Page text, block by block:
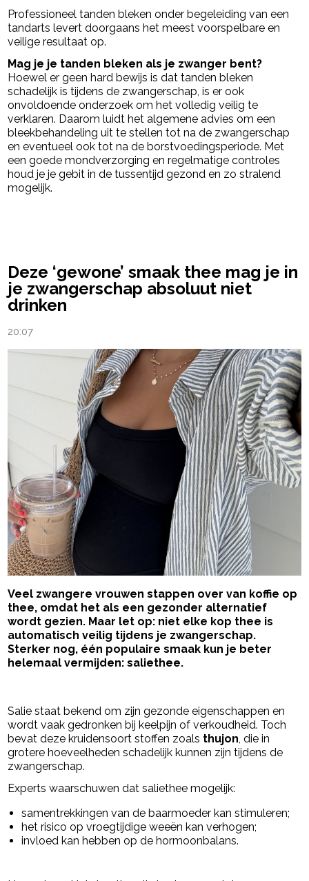
Professioneel tanden bleken onder begeleiding van een
tandarts levert doorgaans het meest voorspelbare en
veilige resultaat op.
Mag je je tanden bleken als je zwanger bent?
Hoewel er geen hard bewijs is dat tanden bleken
schadelijk is tijdens de zwangerschap, is er ook
onvoldoende onderzoek om het volledig veilig te
verklaren. Daarom luidt het algemene advies om een
bleekbehandeling uit te stellen tot na de zwangerschap
en eventueel ook tot na de borstvoedingsperiode. Met
een goede mondverzorging en regelmatige controles
houd je je gebit in de tussentijd gezond en zo stralend
mogelijk.
Deze ‘gewone’ smaak thee mag je in
je zwangerschap absoluut niet
drinken
20:07
Veel zwangere vrouwen stappen over van koffie op
thee, omdat het als een gezonder alternatief
wordt gezien. Maar let op: niet elke kop thee is
automatisch veilig tijdens je zwangerschap.
Sterker nog, één populaire smaak kun je beter
helemaal vermijden: saliethee.
Salie staat bekend om zijn gezonde eigenschappen en
wordt vaak gedronken bij keelpijn of verkoudheid. Toch
bevat deze kruidensoort stoffen zoals thujon , die in
grotere hoeveelheden schadelijk kunnen zijn tijdens de
zwangerschap.
Experts waarschuwen dat saliethee mogelijk:
samentrekkingen van de baarmoeder kan stimuleren;
het risico op vroegtijdige weeën kan verhogen;
invloed kan hebben op de hormoonbalans.